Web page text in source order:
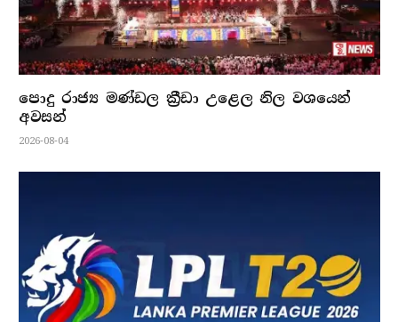
පොදු රාජ්‍ය මණ්ඩල ක්‍රීඩා උළෙල නිල වශයෙන්
අවසන්
2026-08-04